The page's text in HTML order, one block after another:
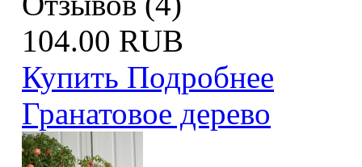
104.00 RUB
Купить Подробнее
Гранатовое дерево